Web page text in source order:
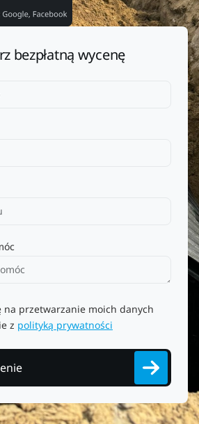
bezpłatną wycenę
na przetwarzanie moich danych
z polityką prywatności